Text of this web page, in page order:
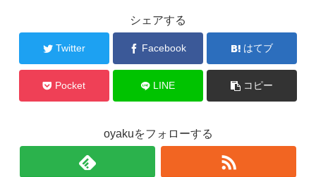
シェアする
Twitter Facebook はてブ
Pocket LINE コピー
oyakuをフォローする